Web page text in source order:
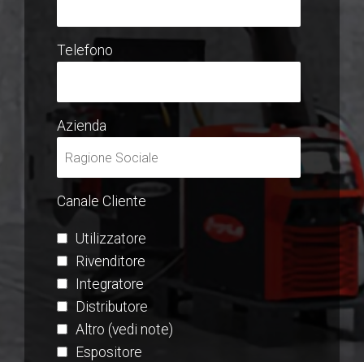
Telefono
Azienda
Canale Cliente
Utilizzatore
Rivenditore
Integratore
Distributore
Altro (vedi note)
Espositore